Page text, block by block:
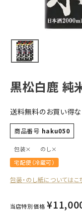
すべての商品
食品
酒器
キーワードから探す
受賞酒
飲み比べ
セット
大容量
黒松白鹿 純
送料無料のお買い得
商品番号 haku050
包装×
のし×
宅配便（冷蔵可）
包装・のし紙についてはこ
当店特別価格 ¥